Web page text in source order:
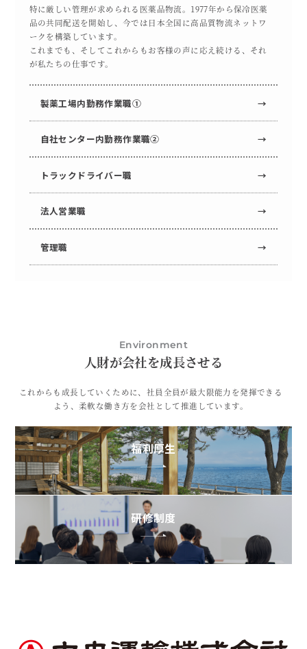
特に厳しい管理が求められる医薬品物流。1977年から保冷医薬
品の共同配送を開始し、今では日本全国に高品質物流ネットワ
ークを構築しています。
これまでも、そしてこれからもお客様の声に応え続ける、それ
が私たちの仕事です。
製薬工場内勤務作業職① →
自社センター内勤務作業職② →
トラックドライバー職 →
法人営業職 →
管理職 →
Environment
人財が会社を成長させる
これからも成長していくために、社員全員が最大限能力を発揮できる
よう、柔軟な働き方を会社として推進しています。
福利厚生
研修制度